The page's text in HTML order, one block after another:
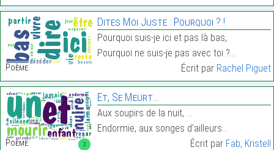
Poème:
Dites Moi Juste : Pourquoi ? !
Pourquoi suis-je ici et pas là bas,
Pourquoi ne suis-je pas avec toi ?…
Écrit par Rachel Piguet
2
Poème:
Et, Se Meurt…
Aux soupirs de la nuit, …
Endormie, aux songes d’ailleurs…
Écrit par Fab, Kristell